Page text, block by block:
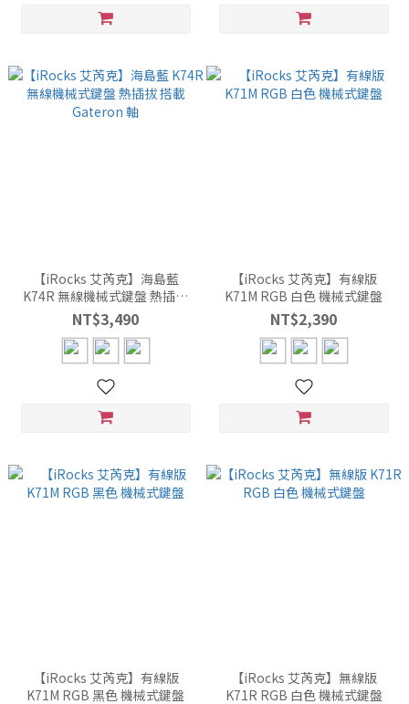
【iRocks 艾芮克】海島藍
K74R 無線機械式鍵盤 熱插拔
搭載 Gateron 軸
NT$3,490
【iRocks 艾芮克】有線版
K71M RGB 白色 機械式鍵盤
NT$2,390
【iRocks 艾芮克】有線版
K71M RGB 黑色 機械式鍵盤
【iRocks 艾芮克】無線版
K71R RGB 白色 機械式鍵盤